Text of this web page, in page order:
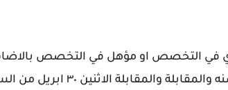
في التخصص او مؤهل في التخصص